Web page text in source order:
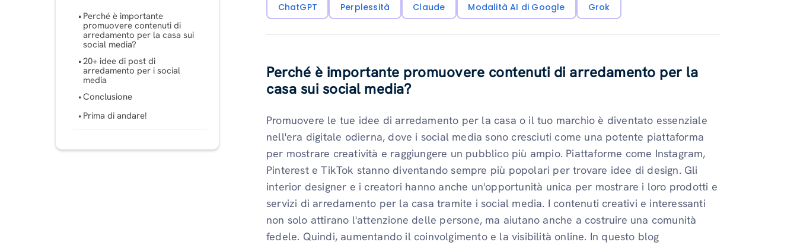
Perché è importante
promuovere contenuti di
arredamento per la casa sui
social media?
20+ idee di post di
arredamento per i social
media
Conclusione
Prima di andare!
ChatGPT Perplessità Claude Modalità AI di Google Grok
Perché è importante promuovere contenuti di arredamento per la
casa sui social media?
Promuovere le tue idee di arredamento per la casa o il tuo marchio è diventato essenziale
nell'era digitale odierna, dove i social media sono cresciuti come una potente piattaforma
per mostrare creatività e raggiungere un pubblico più ampio. Piattaforme come Instagram,
Pinterest e TikTok stanno diventando sempre più popolari per trovare idee di design. Gli
interior designer e i creatori hanno anche un'opportunità unica per mostrare i loro prodotti e
servizi di arredamento per la casa tramite i social media. I contenuti creativi e interessanti
non solo attirano l'attenzione delle persone, ma aiutano anche a costruire una comunità
fedele. Quindi, aumentando il coinvolgimento e la visibilità online. In questo blog